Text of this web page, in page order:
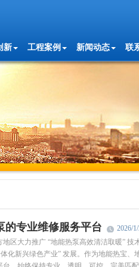
新 工程案例 新闻动态 联
专业维修服务平台 2026/
区大力推广 “地能热泵高效清洁取暖” 技
化新兴绿色产业” 发展。作为地能热宝、